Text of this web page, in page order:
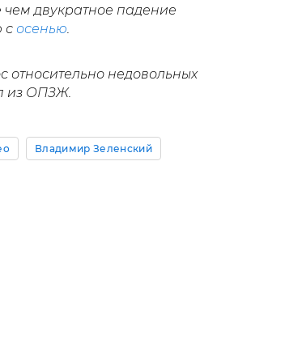
двукратное падение
с осенью.
относительно недовольных
из ОПЗЖ.
Владимир Зеленский